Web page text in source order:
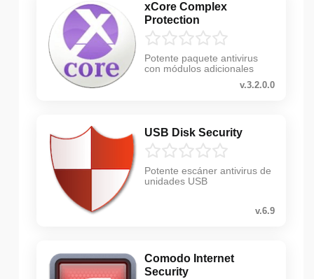
xCore Complex
Protection
Potente paquete antivirus
con módulos adicionales
v.3.2.0.0
USB Disk Security
Potente escáner antivirus de
unidades USB
v.6.9
Comodo Internet
Security